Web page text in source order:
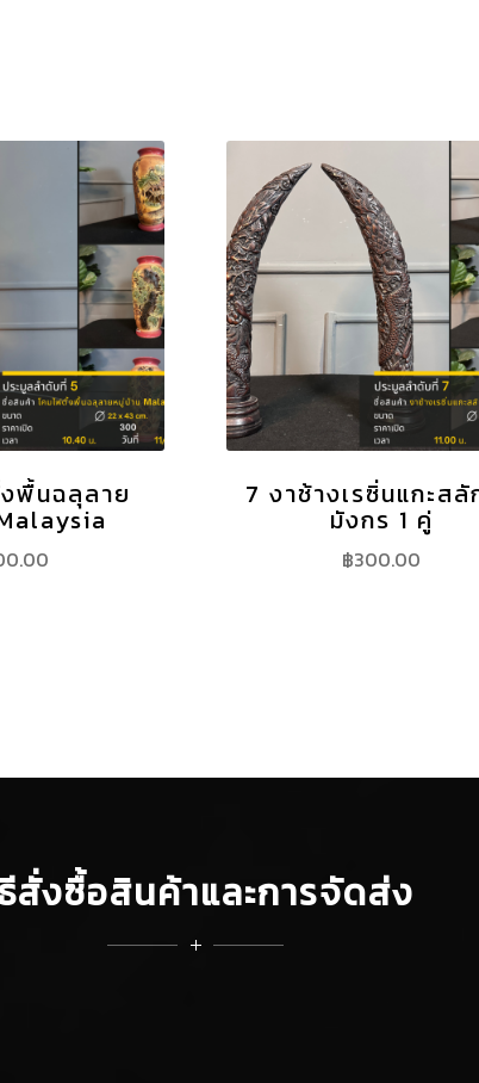
พื้นฉลุลาย 7 งาช้างเรซิ่นแกะสลั
มังกร 1 คู่
฿300.00
สั่งซื้อสินค้าและการจัดส่ง